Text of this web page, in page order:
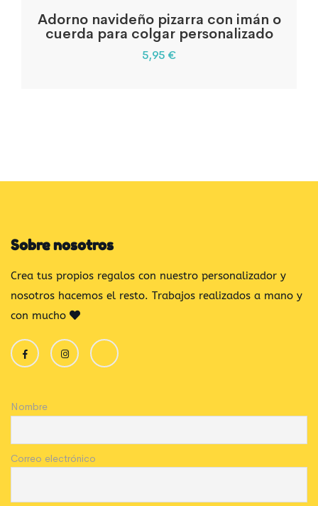
Adorno navideño pizarra con imán o
cuerda para colgar personalizado
5,95 €
Sobre nosotros
Crea tus propios regalos con nuestro personalizador y
nosotros hacemos el resto. Trabajos realizados a mano y
con mucho
Nombre
Correo electrónico